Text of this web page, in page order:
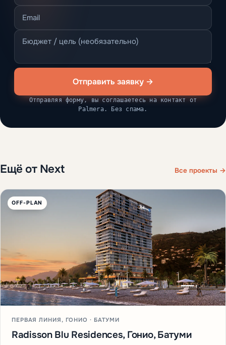
Отправить заявку →
Отправляя форму, вы соглашаетесь на контакт от
Palmera. Без спама.
Ещё от Next Все проекты →
OFF-PLAN
ПЕРВАЯ ЛИНИЯ, ГОНИО · БАТУМИ
Radisson Blu Residences, Гонио, Батуми